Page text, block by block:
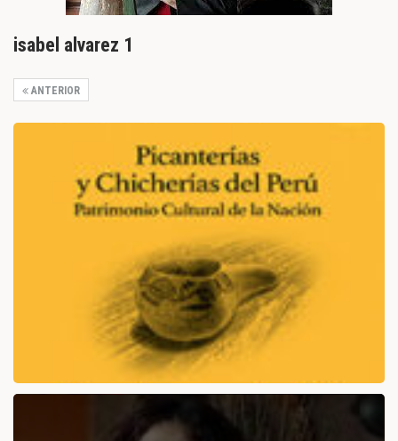
isabel alvarez 1
ANTERIOR